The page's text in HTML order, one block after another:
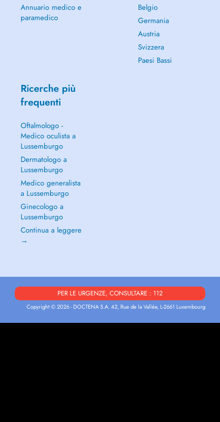
Annuario medico e
paramedico
Belgio
Germania
Austria
Svizzera
Paesi Bassi
Ricerche più
frequenti
Oftalmologo -
Medico oculista a
Lussemburgo
Dermatologo a
Lussemburgo
Medico generalista
a Lussemburgo
Ginecologo a
Lussemburgo
Continua a leggere
→
PER LE URGENZE, CONSULTARE : 112
Copyright © 2026 - DOCTENA S.A. 42, Rue de la Vallée, L-2661 Luxembourg